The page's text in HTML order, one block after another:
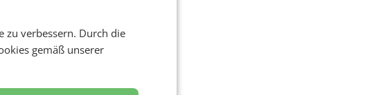
zu verbessern. Durch die
gemäß unserer